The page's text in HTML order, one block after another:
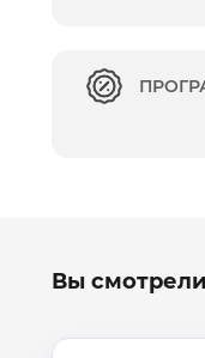
Вы смотрели